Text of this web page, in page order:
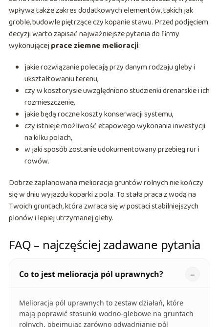
wpływa także zakres dodatkowych elementów, takich jak
groble, budowle piętrzące czy kopanie stawu. Przed podjęciem
decyzji warto zapisać najważniejsze pytania do firmy
wykonującejprace ziemne melioracji:
jakie rozwiązanie polecają przy danym rodzaju gleby i
ukształtowaniu terenu,
czy w kosztorysie uwzględniono studzienki drenarskie i ich
rozmieszczenie,
jakie będą roczne koszty konserwacji systemu,
czy istnieje możliwość etapowego wykonania inwestycji
na kilku polach,
w jaki sposób zostanie udokumentowany przebieg rur i
rowów.
Dobrze zaplanowana melioracja gruntów rolnych nie kończy
się w dniu wyjazdu koparki z pola. To stała praca z wodą na
Twoich gruntach, która zwraca się w postaci stabilniejszych
plonów i lepiej utrzymanej gleby.
FAQ – najczęściej zadawane pytania
Co to jest melioracja pól uprawnych?
Melioracja pól uprawnych to zestaw działań, które
mają poprawić stosunki wodno‑glebowe na gruntach
rolnych, obejmując zarówno odwadnianie pól